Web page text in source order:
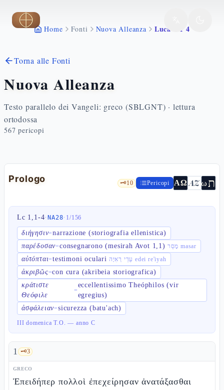
Vai al contenuto principale
Home Fonti Nuova Alleanza Luca 1 1 4
Torna alle Fonti
Nuova Alleanza
Testo parallelo dei Vangeli: greco (SBLGNT) · lettura
ortodossa
567 pericopi
Prologo 🗝️10 Pericopi ΑΩ AZωת
Lc 1,1-4·NA28· 1/156
διήγησιν=narrazione (storiografia ellenistica)
παρέδοσαν=consegnarono (mesirah Avot 1,1) מָסַר masar
αὐτόπται=testimoni oculari עֵדֵי רְאִיָּה edei re'iyah
ἀκριβῶς=con cura (akribeia storiografica)
κράτιστε
Θεόφιλε
=
eccellentissimo Theóphilos (vir
egregius)
ἀσφάλειαν=sicurezza (batu'ach)
III domenica T.O. — anno C
1 🗝️3
GRECO
Ἐπειδήπερ πολλοὶ ἐπεχείρησαν ἀνατάξασθαι